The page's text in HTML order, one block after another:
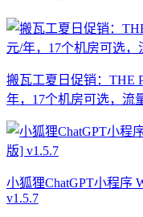
搬瓦工夏日促销：THE
年，17个机房可选，流
小狐狸ChatGPT小程序
v1.5.7